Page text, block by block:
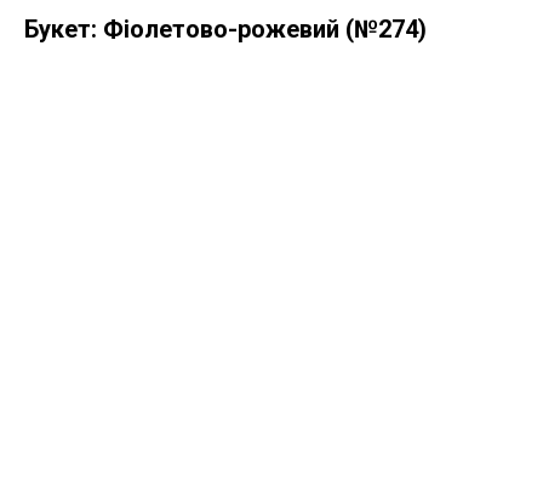
Букет: Фіолетово-рожевий (№274)